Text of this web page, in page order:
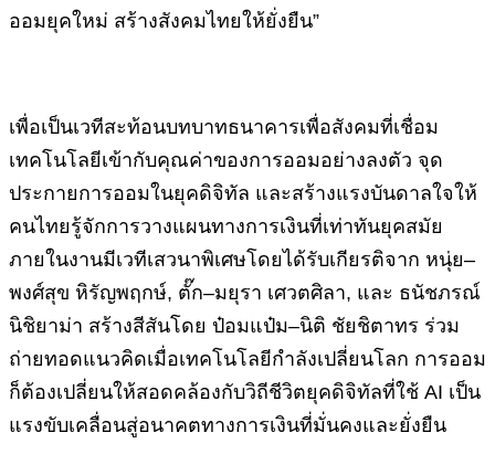
ออมยุคใหม่ สร้างสังคมไทยให้ยั่งยืน”
เพื่อเป็นเวทีสะท้อนบทบาทธนาคารเพื่อสังคมที่เชื่อม
เทคโนโลยีเข้ากับคุณค่าของการออมอย่างลงตัว จุด
ประกายการออมในยุคดิจิทัล และสร้างแรงบันดาลใจให้
คนไทยรู้จักการวางแผนทางการเงินที่เท่าทันยุคสมัย
ภายในงานมีเวทีเสวนาพิเศษโดยได้รับเกียรติจาก หนุ่ย–
พงศ์สุข หิรัญพฤกษ์, ตั๊ก–มยุรา เศวตศิลา, และ ธนัชภรณ์
นิชิยาม่า สร้างสีสันโดย ป๋อมแป๋ม–นิติ ชัยชิตาทร ร่วม
ถ่ายทอดแนวคิดเมื่อเทคโนโลยีกำลังเปลี่ยนโลก การออม
ก็ต้องเปลี่ยนให้สอดคล้องกับวิถีชีวิตยุคดิจิทัลที่ใช้ AI เป็น
แรงขับเคลื่อนสู่อนาคตทางการเงินที่มั่นคงและยั่งยืน